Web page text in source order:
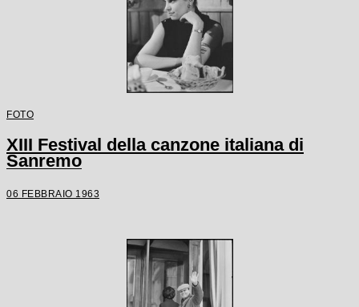
FOTO
XIII Festival della canzone italiana di
Sanremo
06 FEBBRAIO 1963